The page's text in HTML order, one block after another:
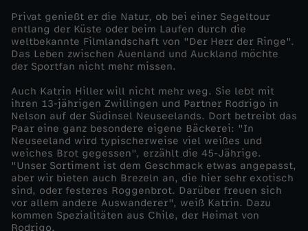
a
n
d
c
a
l
l
Privat genießt er die Natur, ob bei einer Segeltour
entlang der Küste oder beim Laufen durch die
weltbekannte Filmlandschaft von "Der Herr der Ringe".
Das Leben zwischen Auenland und Auckland möchte
der Sportfan nicht mehr missen.
Auch Katrin Hiller will nicht mehr weg. Sie lebt mit
ihren 13-jährigen Zwillingen und Partner Rodrigo in
Nelson auf der Südinsel Neuseelands. Dort betreibt das
Paar eine ganz besondere eigene Bäckerei: "In
Neuseeland wird typischerweise viel weißes und
weiches Brot gegessen", erzählt die 45-Jährige.
"Unser Sortiment ist dem Geschmack etwas angepasst,
aber wir bieten auch Brezeln an, die hier sehr exotisch
sind, oder festeres Roggenbrot. Darüber freuen sich
vor allem andere Auswanderer", weiß Katrin. Dazu
kommen Spezialitäten aus Chile, der Heimat von
Rodrigo.